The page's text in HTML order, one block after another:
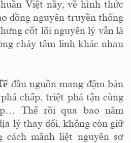
Việt nầy, về hình thức
đồng nguyên truyền thống
cốt lõi nguyên lý vẫn là
chảy tâm linh khác nhau
đầu nguồn mang đậm bản
chấp, triệt phá tận cùng
Thế rồi qua bao năm
lý thay đổi, không còn giữ
cách mãnh liệt nguyên sơ